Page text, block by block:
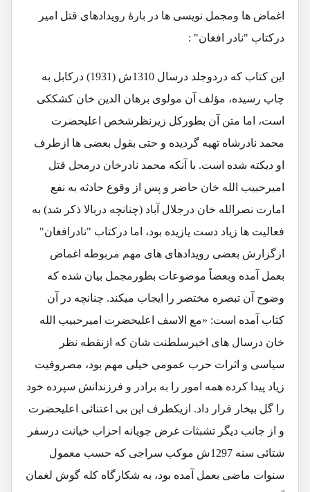
اغماض ها ومجمل نویسی ها در بارۀ رویدادهای قتل امیر
درکتاب "نادر افغان" :
این کتاب که دردوجلد درسال 1310ش (1931) درکابل به
چاپ رسیده، مؤلف آن مولوی برهان الدین خان کشککی
است، اما متن آن بطورکل زیرنظرشخص اعلیحضرت
محمد نادرشاه تهیه گردیده و حتی بقول بعضی ها ازطرف
او دیکته شده است. با آنکه محمد نادرخان درمحل قتل
امیرحبیب الله خان حاضر و پس از وقوع حادثه به نفع
امارت نصرالله خان درجلال آباد (چنانچه دربالا ذکر شد) به
فعالیت ها زیاد دست یازیده بود، اما درکتاب "نادرافغان"
ازگزارش بعضی رویدادهای های مهم مربوطه اغماض
بعمل آمده وبعضاً موضوعات بطورمجمل بیان شده که
وضوح آن تبصره مختصر را ایجاب میکند. چنانچه در آن
کتاب آمده است: «مع الاسف اعلیحضرت امیرحبیب الله
خان درسال های اخیرسلطنت شان که ازنقطه نظر
سیاسی و اثرات حرب عمومی خیلی مهم بود، مصروفیت
زیاد پیدا کرده همه امور را به برادر و فرزندانش سپرده خود
را گل بیخار قرار داد. ازیکطرف این بی اعتنائی اعلیحضرت
و از جانب دیگر تشبثات غرض جویانه احزاب خیانت درسفر
شتائی سنه 1297ش موکب سراجی که حسب معمول
سنوات ماضی بعمل آمده بود، به شکارگاه کله گوش لغمان